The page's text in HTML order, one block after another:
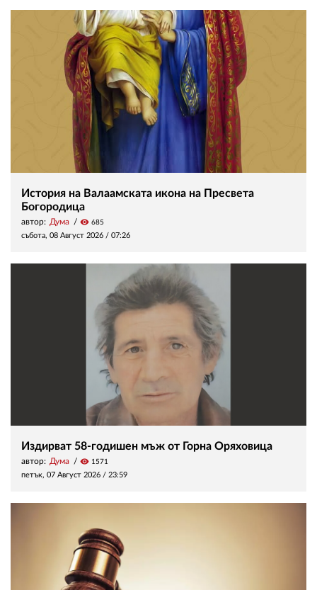
История на Валаамската икона на Пресвета
Богородица
автор: Дума visibility 685
събота, 08 Август 2026 / 07:26
Издирват 58-годишен мъж от Горна Оряховица
автор: Дума visibility 1571
петък, 07 Август 2026 / 23:59